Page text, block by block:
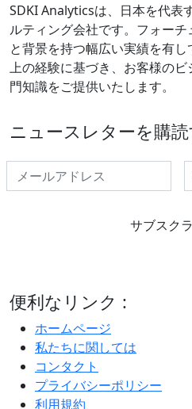
SDKI Analyticsは、日本を代表
ルティング会社です。フォー
と背景を持つ幅広い実績を有
上の経験に基づき、お客様の
門知識をご提供いたします。
ニュースレターを購読
サブスク
便利なリンク :
ホームページ
私たちに関しては
コンタクト
プライバシーポリシー
利用規約